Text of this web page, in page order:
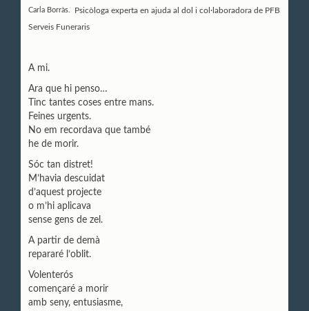
Carla Borràs.
Psicòloga experta en ajuda al dol i col·laboradora de PFB
Serveis Funeraris
A mi.
Ara que hi penso…
Tinc tantes coses entre mans.
Feines urgents.
No em recordava que també
he de morir.
Sóc tan distret!
M’havia descuidat
d’aquest projecte
o m’hi aplicava
sense gens de zel.
A partir de demà
repararé l’oblit.
Volenterós
començaré a morir
amb seny, entusiasme,